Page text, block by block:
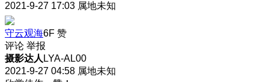
2021-9-27 17:03 属地未知
守云观海6F 赞
评论 举报
摄影达人 LYA-AL00
2021-9-27 04:58 属地未知